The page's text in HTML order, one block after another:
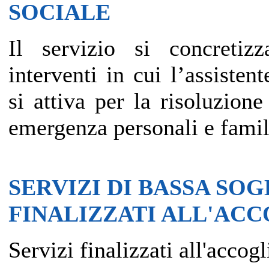
SOCIALE
Il servizio si
interventi in cui
si attiva per la
emergenza personali e
SERVIZI DI BASSA
FINALIZZATI
Servizi finalizzati